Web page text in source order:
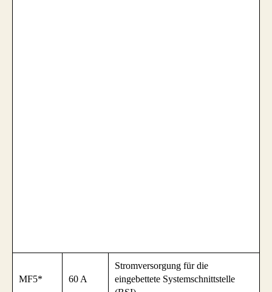
MF5* 60 A
Stromversorgung für die
eingebettete Systemschnittstelle